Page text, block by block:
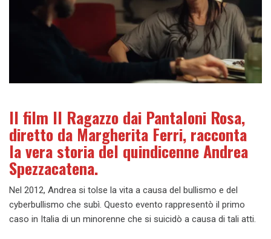
Il film Il Ragazzo dai Pantaloni Rosa,
diretto da Margherita Ferri, racconta
la vera storia del quindicenne Andrea
Spezzacatena.
Nel 2012, Andrea si tolse la vita a causa del bullismo e del
cyberbullismo che subì. Questo evento rappresentò il primo
caso in Italia di un minorenne che si suicidò a causa di tali atti.